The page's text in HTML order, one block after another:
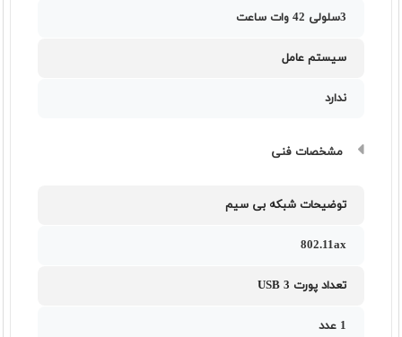
3سلولی 42 وات ساعت
سیستم عامل
ندارد
مشخصات فنی
توضیحات شبکه بی سیم
802.11ax
تعداد پورت USB 3
1 عدد